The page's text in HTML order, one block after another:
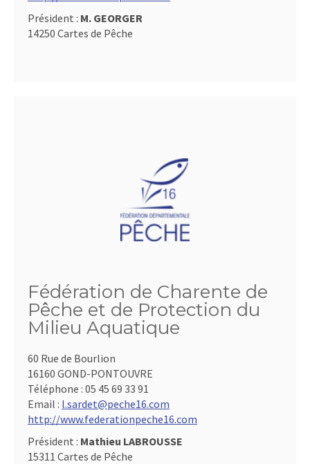
Président : M. GEORGER
14250 Cartes de Pêche
Fédération de Charente de
Pêche et de Protection du
Milieu Aquatique
60 Rue de Bourlion
16160 GOND-PONTOUVRE
Téléphone : 05 45 69 33 91
Email : l.sardet@peche16.com
http://www.federationpeche16.com
Président : Mathieu LABROUSSE
15311 Cartes de Pêche